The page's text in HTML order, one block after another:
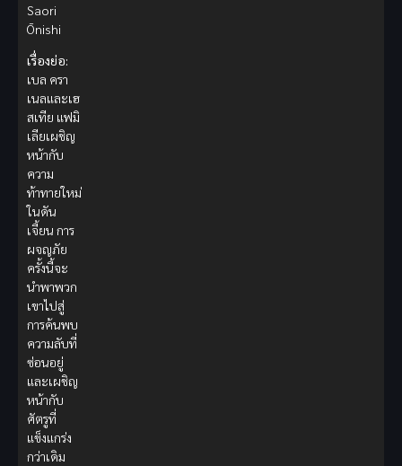
Saori
Ōnishi
เรื่องย่อ:
เบล ครา
เนลและเฮ
สเทีย แฟมิ
เลียเผชิญ
หน้ากับ
ความ
ท้าทายใหม่
ในดัน
เจี้ยน การ
ผจญภัย
ครั้งนี้จะ
นำพาพวก
เขาไปสู่
การค้นพบ
ความลับที่
ซ่อนอยู่
และเผชิญ
หน้ากับ
ศัตรูที่
แข็งแกร่ง
กว่าเดิม